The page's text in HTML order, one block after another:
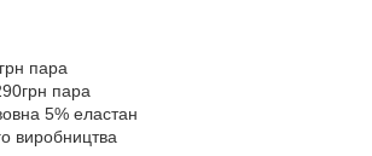
пара
пара
5% еластан
виробництва